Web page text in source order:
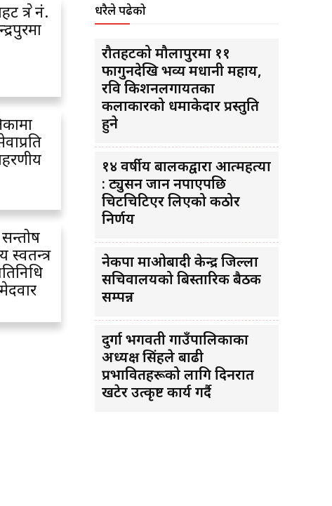
क्षेत्र नं.
सन्तोष
स्वतन्त्र
धरैले पढेको
रौतहटको मौलापुरमा ११
फागुनदेखि भव्य मधानी महायज्ञ,
रवि किशनलगायतका
कलाकारको धमाकेदार प्रस्तुति
हुने
१४ वर्षीय बालकद्वारा आत्महत्या
: ट्युसन जान नपाएपछि
चिटचिटिएर लिएको कठोर
निर्णय
नेकपा माओबादी केन्द्र जिल्ला
सचिवालयको बिस्तारिक बैठक
सम्पन्न
दुर्गा भगवती गाउँपालिकाका
अध्यक्ष सिंहले बाढी
प्रभावितहरूको लागि दिनरात
खटेर उत्कृष्ट कार्य गर्दै